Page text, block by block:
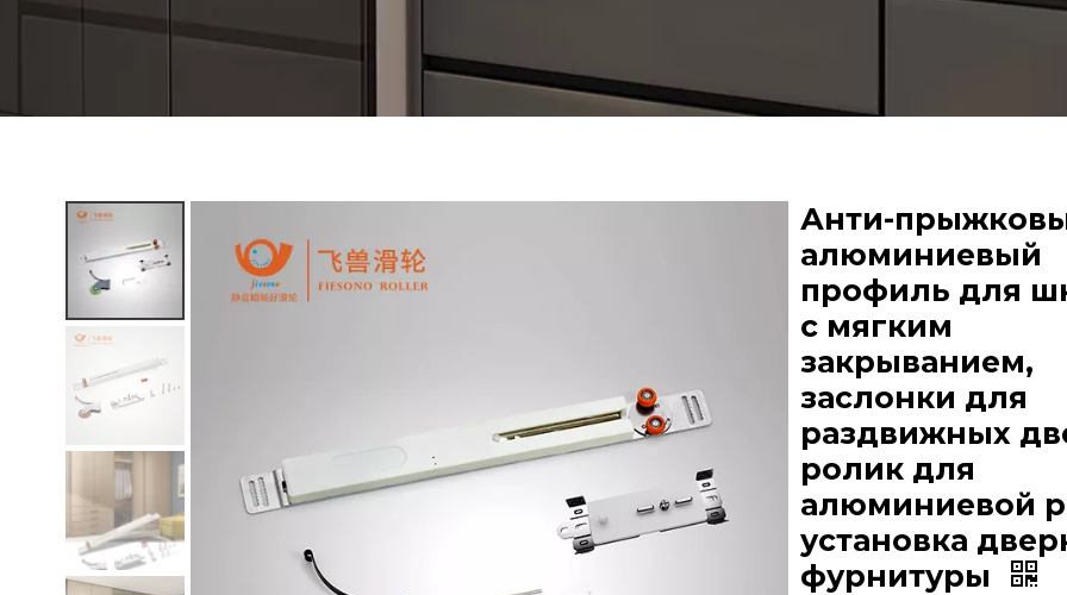
Анти-
алюминиевый
профиль для
с мягким
закрыванием,
заслонки для
раздвижных
ролик для
алюминиевой
установка
фурнитуры